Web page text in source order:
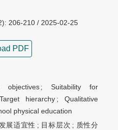
206-210 / 2025-02-25
PDF
objectives ; Suitability for
Target hierarchy ;Qualitative
physical education
展适宜性 ; 目标层次 ; 质性分